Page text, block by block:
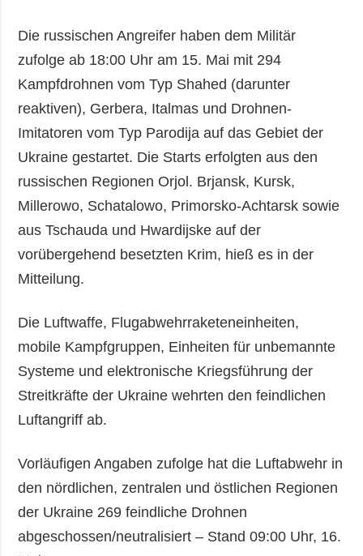
Die russischen Angreifer haben dem Militär
zufolge ab 18:00 Uhr am 15. Mai mit 294
Kampfdrohnen vom Typ Shahed (darunter
reaktiven), Gerbera, Italmas und Drohnen-
Imitatoren vom Typ Parodija auf das Gebiet der
Ukraine gestartet. Die Starts erfolgten aus den
russischen Regionen Orjol. Brjansk, Kursk,
Millerowo, Schatalowo, Primorsko-Achtarsk sowie
aus Tschauda und Hwardijske auf der
vorübergehend besetzten Krim, hieß es in der
Mitteilung.
Die Luftwaffe, Flugabwehrraketeneinheiten,
mobile Kampfgruppen, Einheiten für unbemannte
Systeme und elektronische Kriegsführung der
Streitkräfte der Ukraine wehrten den feindlichen
Luftangriff ab.
Vorläufigen Angaben zufolge hat die Luftabwehr in
den nördlichen, zentralen und östlichen Regionen
der Ukraine 269 feindliche Drohnen
abgeschossen/neutralisiert – Stand 09:00 Uhr, 16.